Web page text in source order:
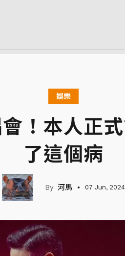
娛樂
！本人正
了這個病
河馬 07 Jun, 2024